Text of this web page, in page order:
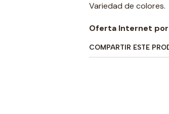
Variedad de colores.
Oferta Internet por
COMPARTIR ESTE